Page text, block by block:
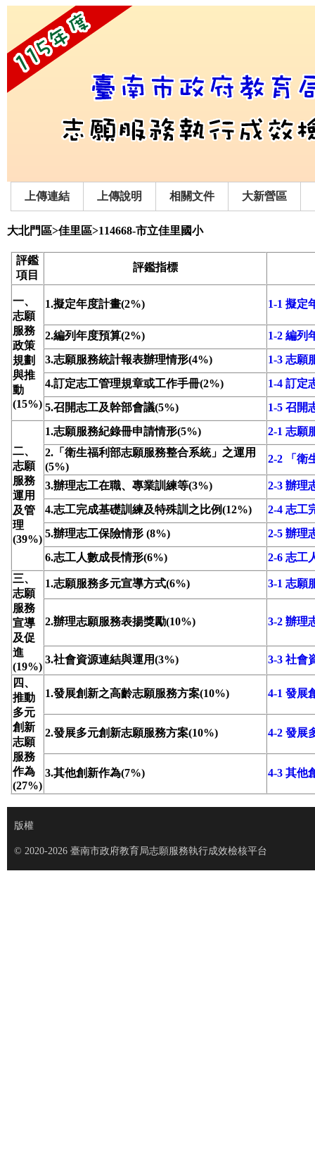
上傳連結 上傳說明 相關文件 大新營區
大北門區>佳里區>114668-市立佳里國小
評鑑
項目
評鑑指標
一、
志願
服務
政策
規劃
與推
動
(15%)
1.擬定年度計畫(2%) 1-1 擬定
2.編列年度預算(2%)
1-2 編列
3.志願服務統計報表辦理情形(4%)
1-3 志願
4.訂定志工管理規章或工作手冊(2%)
1-4 訂定
5.召開志工及幹部會議(5%)
1-5 召開
二、
志願
服務
運用
及管
理
(39%)
1.志願服務紀錄冊申請情形(5%)
2-1 志願
2.「衛生福利部志願服務整合系統」之運用
(5%)
2-2 「衛
3.辦理志工在職、專業訓練等(3%)
2-3 辦理
4.志工完成基礎訓練及特殊訓之比例(12%)
2-4 志工
5.辦理志工保險情形 (8%)
2-5 辦理
6.志工人數成長情形(6%)
2-6 志工
三、
志願
服務
宣導
及促
進
(19%)
1.志願服務多元宣導方式(6%) 3-1 志願
2.辦理志願服務表揚獎勵(10%) 3-2 辦理
3.社會資源連結與運用(3%)
3-3 社會
四、
推動
多元
創新
志願
服務
作為
(27%)
1.發展創新之高齡志願服務方案(10%) 4-1 發展
2.發展多元創新志願服務方案(10%) 4-2 發展
3.其他創新作為(7%) 4-3 其他
版權
© 2020-2026 臺南市政府教育局志願服務執行成效檢核平台